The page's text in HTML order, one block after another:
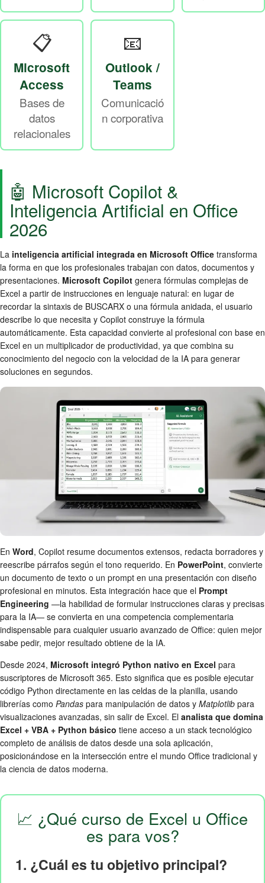
📋
Microsoft
Access
Bases de
datos
relacionales
📧
Outlook /
Teams
Comunicació
n corporativa
🤖 Microsoft Copilot &
Inteligencia Artificial en Office
2026
La inteligencia artificial integrada en Microsoft Office transforma
la forma en que los profesionales trabajan con datos, documentos y
presentaciones. Microsoft Copilot genera fórmulas complejas de
Excel a partir de instrucciones en lenguaje natural: en lugar de
recordar la sintaxis de BUSCARX o una fórmula anidada, el usuario
describe lo que necesita y Copilot construye la fórmula
automáticamente. Esta capacidad convierte al profesional con base en
Excel en un multiplicador de productividad, ya que combina su
conocimiento del negocio con la velocidad de la IA para generar
soluciones en segundos.
En Word, Copilot resume documentos extensos, redacta borradores y
reescribe párrafos según el tono requerido. En PowerPoint, convierte
un documento de texto o un prompt en una presentación con diseño
profesional en minutos. Esta integración hace que el Prompt
Engineering —la habilidad de formular instrucciones claras y precisas
para la IA— se convierta en una competencia complementaria
indispensable para cualquier usuario avanzado de Office: quien mejor
sabe pedir, mejor resultado obtiene de la IA.
Desde 2024, Microsoft integró Python nativo en Excel para
suscriptores de Microsoft 365. Esto significa que es posible ejecutar
código Python directamente en las celdas de la planilla, usando
librerías como Pandas para manipulación de datos y Matplotlib para
visualizaciones avanzadas, sin salir de Excel. El analista que domina
Excel + VBA + Python básico tiene acceso a un stack tecnológico
completo de análisis de datos desde una sola aplicación,
posicionándose en la intersección entre el mundo Office tradicional y
la ciencia de datos moderna.
📈 ¿Qué curso de Excel u Office
es para vos?
1. ¿Cuál es tu objetivo principal?